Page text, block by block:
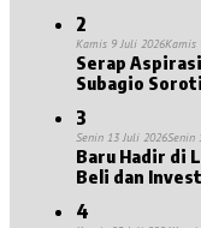
2
Kamis 9 Juli 2026Kamis
Serap
Subagio
3
Senin 13 Juli 2026Senin
Baru Hadir di
Beli dan
4